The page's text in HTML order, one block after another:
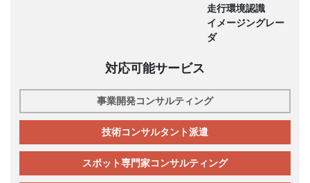
走行環境認識
イメージングレー
ダ
対応可能サービス
事業開発コンサルティング
技術コンサルタント派遣
スポット専門家コンサルティング